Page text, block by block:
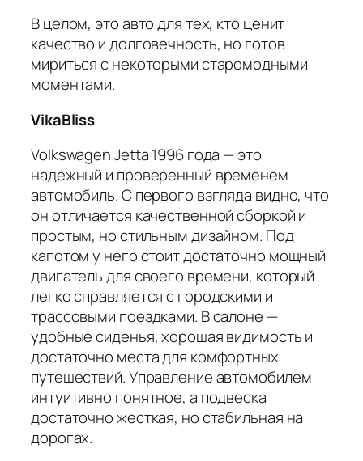
В целом, это авто для тех, кто ценит
качество и долговечность, но готов
мириться с некоторыми старомодными
моментами.
VikaBliss
Volkswagen Jetta 1996 года — это
надежный и проверенный временем
автомобиль. С первого взгляда видно, что
он отличается качественной сборкой и
простым, но стильным дизайном. Под
капотом у него стоит достаточно мощный
двигатель для своего времени, который
легко справляется с городскими и
трассовыми поездками. В салоне —
удобные сиденья, хорошая видимость и
достаточно места для комфортных
путешествий. Управление автомобилем
интуитивно понятное, а подвеска
достаточно жесткая, но стабильная на
дорогах.